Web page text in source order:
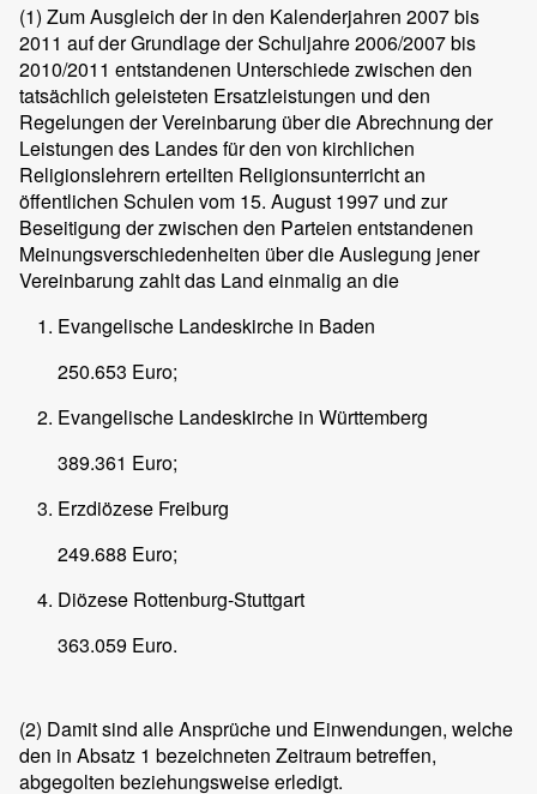
(1) Zum Ausgleich der in den Kalenderjahren 2007 bis
2011 auf der Grundlage der Schuljahre 2006/2007 bis
2010/2011 entstandenen Unterschiede zwischen den
tatsächlich geleisteten Ersatzleistungen und den
Regelungen der Vereinbarung über die Abrechnung der
Leistungen des Landes für den von kirchlichen
Religionslehrern erteilten Religionsunterricht an
öffentlichen Schulen vom 15. August 1997 und zur
Beseitigung der zwischen den Parteien entstandenen
Meinungsverschiedenheiten über die Auslegung jener
Vereinbarung zahlt das Land einmalig an die
Evangelische Landeskirche in Baden
250.653 Euro;
Evangelische Landeskirche in Württemberg
389.361 Euro;
Erzdiözese Freiburg
249.688 Euro;
Diözese Rottenburg-Stuttgart
363.059 Euro.
(2) Damit sind alle Ansprüche und Einwendungen, welche
den in Absatz 1 bezeichneten Zeitraum betreffen,
abgegolten beziehungsweise erledigt.